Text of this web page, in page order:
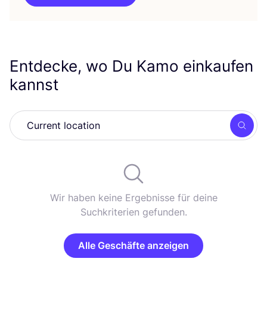
Entdecke, wo Du Kamo einkaufen
kannst
Wir haben keine Ergebnisse für deine
Suchkriterien gefunden.
Alle Geschäfte anzeigen